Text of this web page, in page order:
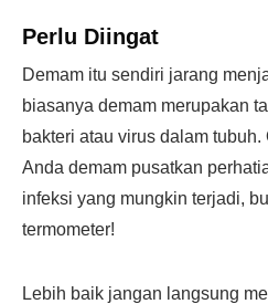
Perlu Diingat
Demam itu sendiri jarang
biasanya demam merupakan
bakteri atau virus dalam
Anda demam pusatkan
infeksi yang mungkin terjadi,
termometer!
Lebih baik jangan langsung